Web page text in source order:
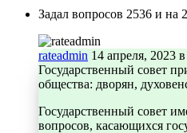
Задал вопросов 2536 и на
rateadmin 14 апреля, 2023
Государственный совет
общества: дворян,
Государственный совет
вопросов, касающихся